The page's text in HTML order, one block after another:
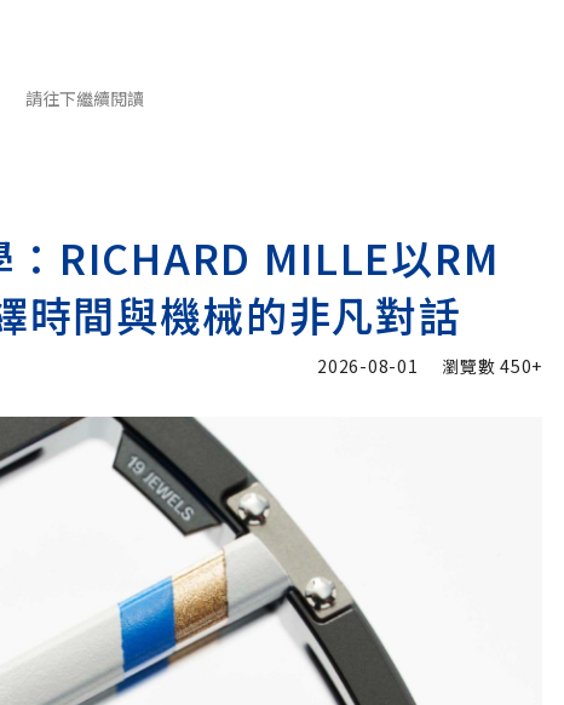
請往下繼續閱讀
RICHARD MILLE以RM
間與機械的非凡對話
加入追蹤
2026-08-01 瀏覽數450+